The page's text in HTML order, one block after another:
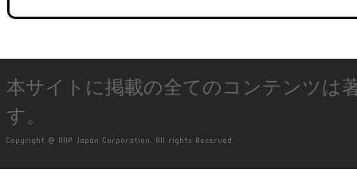
本サイトに掲載の全てのコンテンツは
す。